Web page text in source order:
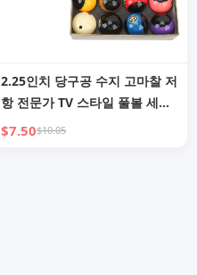
2.25인치 당구공 수지 고마찰 저
항 전문가 TV 스타일 풀볼 세트
토너먼트 연습용
$7.50$10.05